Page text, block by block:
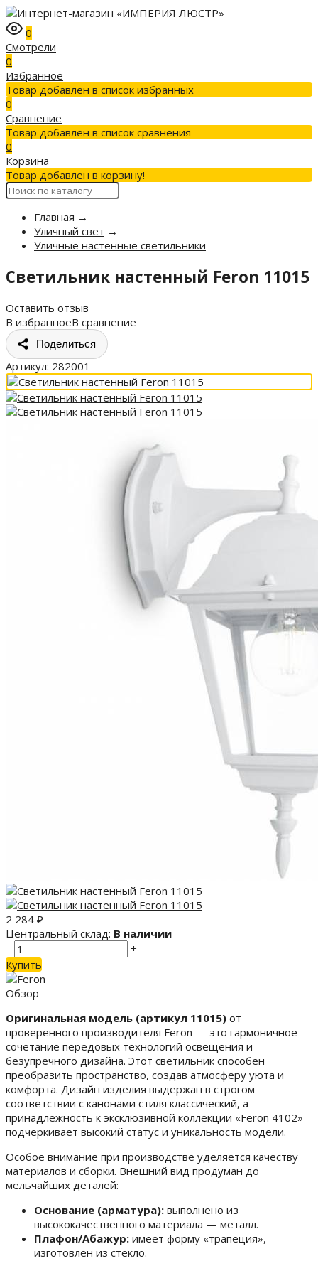
0
Смотрели
0
Избранное
Товар добавлен в список избранных
0
Сравнение
Товар добавлен в список сравнения
0
Корзина
Товар добавлен в корзину!
Главная →
Уличный свет →
Уличные настенные светильники
Светильник настенный Feron 11015
Оставить отзыв
В избранноеВ сравнение
Поделиться
Артикул: 282001
2 284 ₽
Центральный склад: В наличии
–
+
Купить
Обзор
Оригинальная модель (артикул 11015) от
проверенного производителя Feron — это гармоничное
сочетание передовых технологий освещения и
безупречного дизайна. Этот светильник способен
преобразить пространство, создав атмосферу уюта и
комфорта. Дизайн изделия выдержан в строгом
соответствии с канонами стиля классический, а
принадлежность к эксклюзивной коллекции «Feron 4102»
подчеркивает высокий статус и уникальность модели.
Особое внимание при производстве уделяется качеству
материалов и сборки. Внешний вид продуман до
мельчайших деталей:
Основание (арматура): выполнено из
высококачественного материала — металл.
Плафон/Абажур: имеет форму «трапеция»,
изготовлен из стекло.